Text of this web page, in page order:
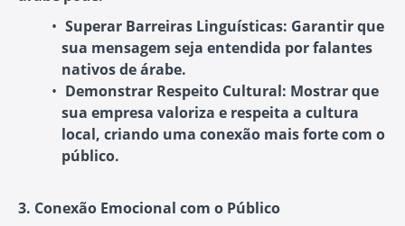
Superar Barreiras Linguísticas: Garantir que
sua mensagem seja entendida por falantes
nativos de árabe.
Demonstrar Respeito Cultural: Mostrar que
sua empresa valoriza e respeita a cultura
local, criando uma conexão mais forte com o
público.
3. Conexão Emocional com o Público